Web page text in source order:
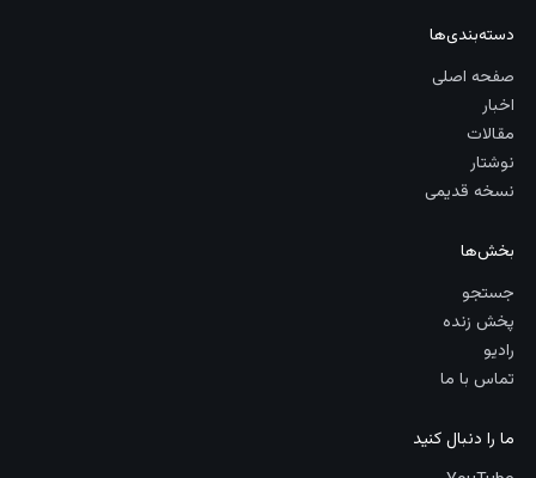
دسته‌بندی‌ها
صفحه اصلی
اخبار
مقالات
نوشتار
نسخه قدیمی
بخش‌ها
جستجو
پخش زنده
رادیو
تماس با ما
ما را دنبال کنید